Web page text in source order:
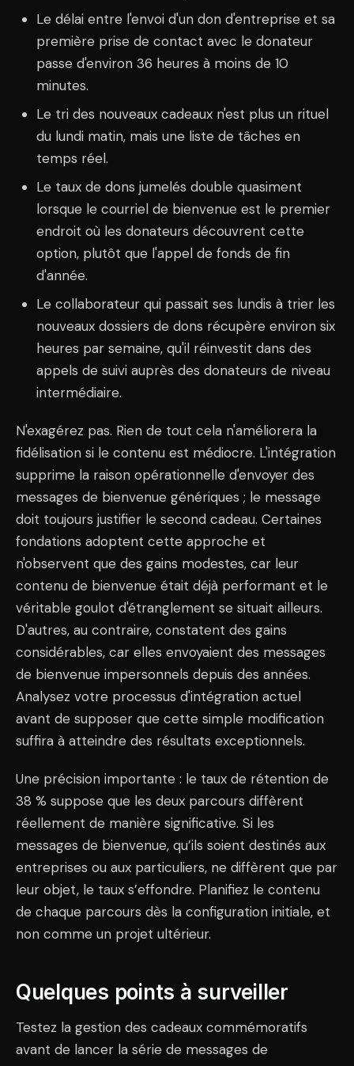
Le délai entre l'envoi d'un don d'entreprise et sa
première prise de contact avec le donateur
passe d'environ 36 heures à moins de 10
minutes.
Le tri des nouveaux cadeaux n'est plus un rituel
du lundi matin, mais une liste de tâches en
temps réel.
Le taux de dons jumelés double quasiment
lorsque le courriel de bienvenue est le premier
endroit où les donateurs découvrent cette
option, plutôt que l'appel de fonds de fin
d'année.
Le collaborateur qui passait ses lundis à trier les
nouveaux dossiers de dons récupère environ six
heures par semaine, qu'il réinvestit dans des
appels de suivi auprès des donateurs de niveau
intermédiaire.
N'exagérez pas. Rien de tout cela n'améliorera la
fidélisation si le contenu est médiocre. L'intégration
supprime la raison opérationnelle d'envoyer des
messages de bienvenue génériques ; le message
doit toujours justifier le second cadeau. Certaines
fondations adoptent cette approche et
n'observent que des gains modestes, car leur
contenu de bienvenue était déjà performant et le
véritable goulot d'étranglement se situait ailleurs.
D'autres, au contraire, constatent des gains
considérables, car elles envoyaient des messages
de bienvenue impersonnels depuis des années.
Analysez votre processus d'intégration actuel
avant de supposer que cette simple modification
suffira à atteindre des résultats exceptionnels.
Une précision importante : le taux de rétention de
38 % suppose que les deux parcours diffèrent
réellement de manière significative. Si les
messages de bienvenue, qu’ils soient destinés aux
entreprises ou aux particuliers, ne diffèrent que par
leur objet, le taux s’effondre. Planifiez le contenu
de chaque parcours dès la configuration initiale, et
non comme un projet ultérieur.
Quelques points à surveiller
Testez la gestion des cadeaux commémoratifs
avant de lancer la série de messages de